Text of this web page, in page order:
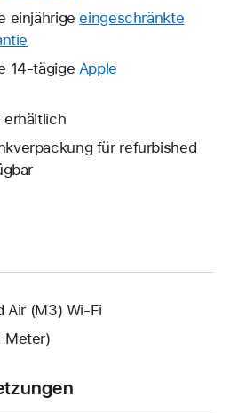
einjährige eingeschränkte
neues
geöffnet.
14-tägige Apple
erhältlich
für refurbished
Air (M3) Wi-Fi
Meter)